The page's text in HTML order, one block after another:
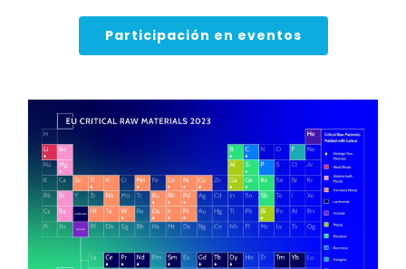
Participación en eventos